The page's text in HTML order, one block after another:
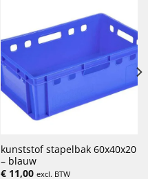
kunststof stapelbak 60x40x20
– blauw
€11,00 excl. BTW